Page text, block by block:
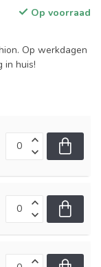
Op voorraad
Op werkdagen
in huis!